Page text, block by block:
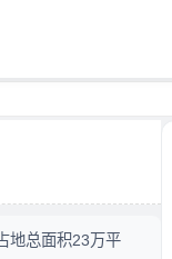
地总面积23万平